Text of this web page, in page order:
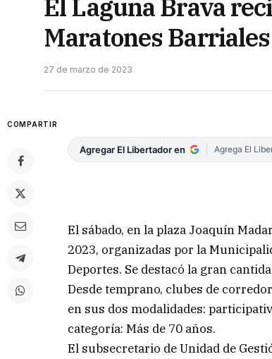
El Laguna Brava
Maratones Barriales
27 de marzo de 2023
COMPARTIR
Agregar El Libertador en Agrega El
El sábado, en la plaza Joaquín
2023, organizadas por la
Deportes. Se destacó la gran
Desde temprano, clubes de
en sus dos modalidades:
categoría: Más de 70 años.
El subsecretario de Unidad de